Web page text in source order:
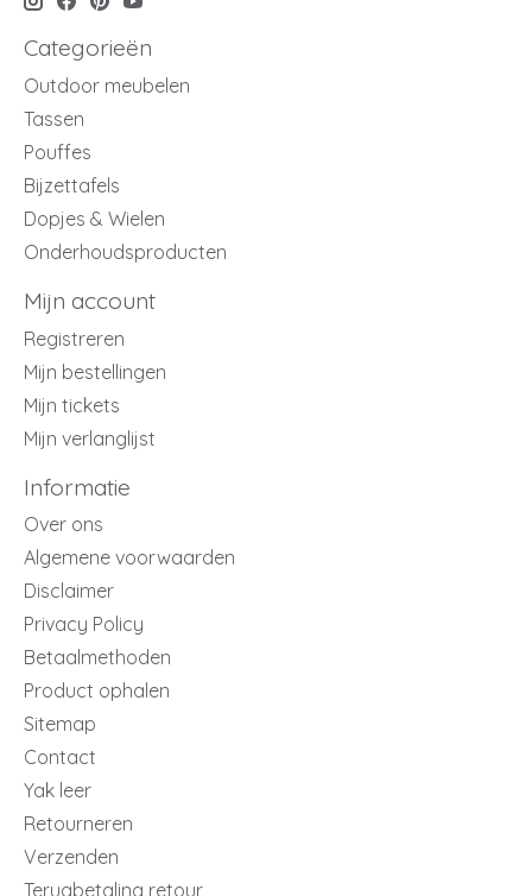
Categorieën
Outdoor meubelen
Tassen
Pouffes
Bijzettafels
Dopjes & Wielen
Onderhoudsproducten
Mijn account
Registreren
Mijn bestellingen
Mijn tickets
Mijn verlanglijst
Informatie
Over ons
Algemene voorwaarden
Disclaimer
Privacy Policy
Betaalmethoden
Product ophalen
Sitemap
Contact
Yak leer
Retourneren
Verzenden
Terugbetaling retour